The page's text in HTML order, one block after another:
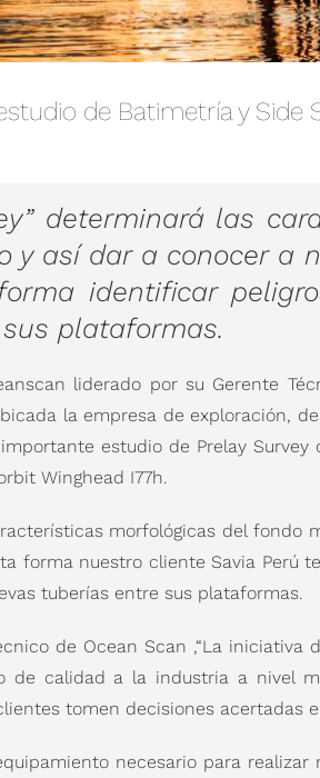
de Batimetría y Side
determinará las
y así dar a conocer a
identificar
plataformas.
liderado por su Gerente
la empresa de exploración,
estudio de Prelay
Winghead I77h.
morfológicas del fondo
forma nuestro cliente Savia
tuberías entre sus plataformas.
de Ocean Scan ,“La
de calidad a la industria a nivel
tomen decisiones acertadas
necesario para